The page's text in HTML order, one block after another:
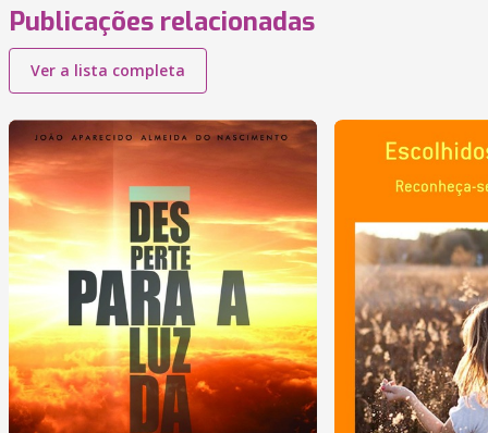
Publicações relacionadas
Ver a lista completa